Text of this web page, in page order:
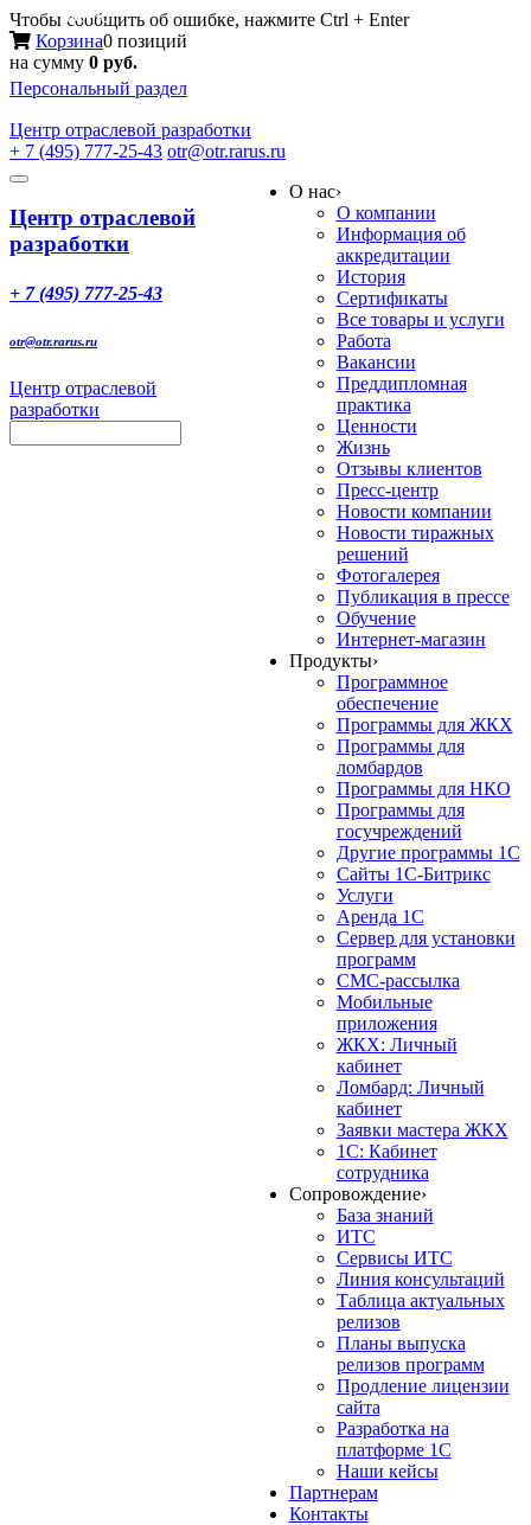
Чтобы сообщить об ошибке, нажмите Ctrl + Enter
Корзина0 позиций
на сумму 0 руб.
Персональный раздел
Центр отраслевой разработки
+ 7 (495) 777-25-43 otr@otr.rarus.ru
Toggle
Меню
Центр отраслевой
разработки
+ 7 (495) 777-25-43
otr@otr.rarus.ru
Центр отраслевой
разработки
О нас›
О компании
Информация об
аккредитации
История
Сертификаты
Все товары и услуги
Работа
Вакансии
Преддипломная
практика
Ценности
Жизнь
Отзывы клиентов
Пресс-центр
Новости компании
Новости тиражных
решений
Фотогалерея
Публикация в прессе
Обучение
Интернет-магазин
Продукты›
Программное
обеспечение
Программы для ЖКХ
Программы для
ломбардов
Программы для НКО
Программы для
госучреждений
Другие программы 1С
Сайты 1С-Битрикс
Услуги
Аренда 1С
Сервер для установки
программ
СМС-рассылка
Мобильные
приложения
ЖКХ: Личный
кабинет
Ломбард: Личный
кабинет
Заявки мастера ЖКХ
1С: Кабинет
сотрудника
Сопровождение›
База знаний
ИТС
Сервисы ИТС
Линия консультаций
Таблица актуальных
релизов
Планы выпуска
релизов программ
Продление лицензии
сайта
Разработка на
платформе 1С
Наши кейсы
Партнерам
Контакты